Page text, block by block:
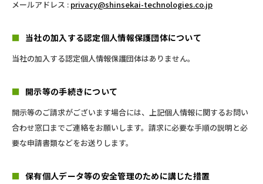
メールアドレス : privacy@shinsekai-technologies.co.jp
■ 当社の加入する認定個人情報保護団体について
当社の加入する認定個人情報保護団体はありません。
■ 開示等の手続きについて
開示等のご請求がございます場合には、上記個人情報に関するお問い
合わせ窓口までご連絡をお願いします。請求に必要な手順の説明と必
要な申請書類などをお送りします。
■ 保有個人データ等の安全管理のために講じた措置